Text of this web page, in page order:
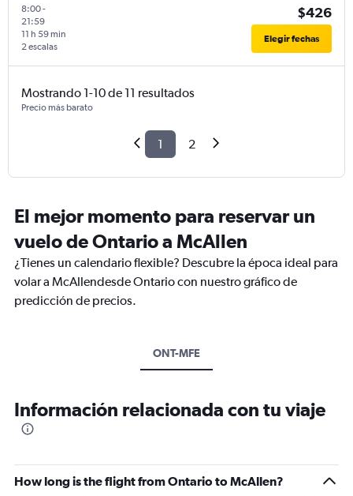
8:00-
21:59
2 escalas
11 h 59 min
$426
Elegir fechas
Mostrando 1-10 de 11 resultados
Precio más barato
1 2
El mejor momento para reservar un
vuelo de Ontario a McAllen
¿Tienes un calendario flexible? Descubre la época ideal para
volar a McAllendesde Ontario con nuestro gráfico de
predicción de precios.
ONT-MFE
Información relacionada con tu viaje
How long is the flight from Ontario to McAllen?